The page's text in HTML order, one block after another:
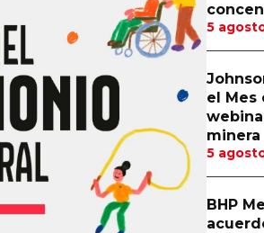
5
el Mes
minera
5
BHP